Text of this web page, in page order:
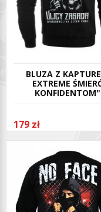
BLUZA Z
EXTREME
KONFIDENTOM"
179 zł